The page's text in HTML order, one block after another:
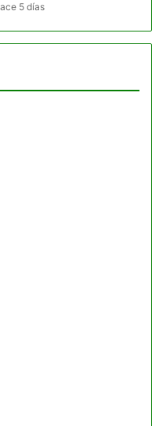
5 días